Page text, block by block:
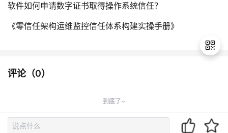
软件如何申请数字证书取得操作系统信任？
《零信任架构运维监控信任体系构建实操手册》
评论（0）
到底了~